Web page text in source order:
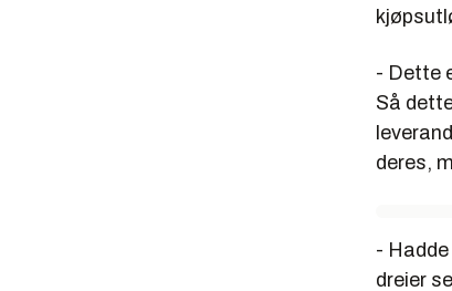
- Dette
Så
deres,
-
dreier